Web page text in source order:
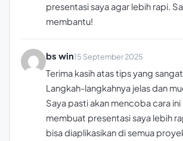
presentasi saya agar lebih rapi.
membantu!
bs win15 September 2025
Terima kasih atas tips yang
Langkah-langkahnya jelas dan
Saya pasti akan mencoba cara ini
membuat presentasi saya lebih
bisa diaplikasikan di semua